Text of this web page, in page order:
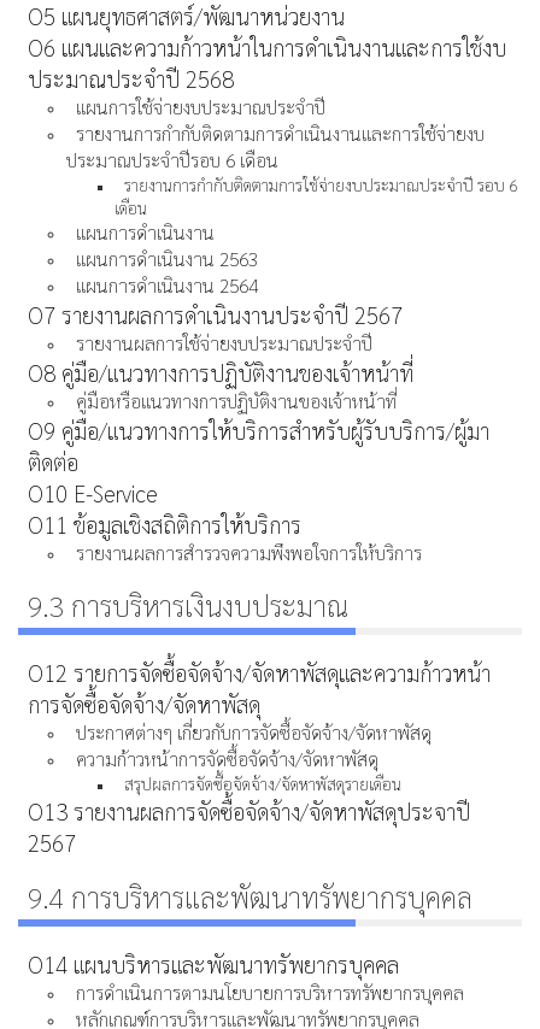
O5 แผนยุทธศาสตร์/พัฒนาหน่วยงาน
O6 แผนและความก้าวหน้าในการดำเนินงานและการใช้งบ
ประมาณประจำปี 2568
แผนการใช้จ่ายงบประมาณประจำปี
รายงานการกำกับติดตามการดำเนินงานและการใช้จ่ายงบ
ประมาณประจำปีรอบ 6 เดือน
รายงานการกำกับติดตามการใช้จ่ายงบประมาณประจำปี รอบ 6
เดือน
แผนการดำเนินงาน
แผนการดำเนินงาน 2563
แผนการดำเนินงาน 2564
O7 รายงานผลการดำเนินงานประจำปี 2567
รายงานผลการใช้จ่ายงบประมาณประจำปี
O8 คู่มือ/แนวทางการปฏิบัติงานของเจ้าหน้าที่
คู่มือหรือแนวทางการปฏิบัติงานของเจ้าหน้าที่
O9 คู่มือ/แนวทางการให้บริการสำหรับผู้รับบริการ/ผู้มา
ติดต่อ
O10 E-Service
O11 ข้อมูลเชิงสถิติการให้บริการ
รายงานผลการสำรวจความพึงพอใจการให้บริการ
9.3 การบริหารเงินงบประมาณ
O12 รายการจัดซื้อจัดจ้าง/จัดหาพัสดุและความก้าวหน้า
การจัดซื้อจัดจ้าง/จัดหาพัสดุ
ประกาศต่างๆ เกี่ยวกับการจัดซื้อจัดจ้าง/จัดหาพัสดุ
ความก้าวหน้าการจัดซื้อจัดจ้าง/จัดหาพัสดุ
สรุปผลการจัดซื้อจัดจ้าง/จัดหาพัสดุรายเดือน
O13 รายงานผลการจัดซื้อจัดจ้าง/จัดหาพัสดุประจาปี
2567
9.4 การบริหารและพัฒนาทรัพยากรบุคคล
O14 แผนบริหารและพัฒนาทรัพยากรบุคคล
การดำเนินการตามนโยบายการบริหารทรัพยากรบุคคล
หลักเกณฑ์การบริหารและพัฒนาทรัพยากรบุคคล